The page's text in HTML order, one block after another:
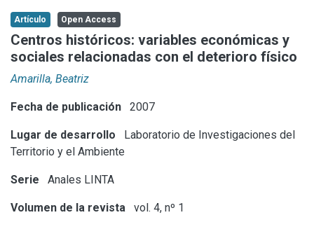
Aportar material
Statistics
Artículo Open Access
Centros históricos: variables económicas y
sociales relacionadas con el deterioro físico
Amarilla, Beatriz
Fecha de publicación 2007
Lugar de desarrollo
Laboratorio de Investigaciones del
Territorio y el Ambiente
Serie Anales LINTA
Volumen de la revista vol. 4, nº 1